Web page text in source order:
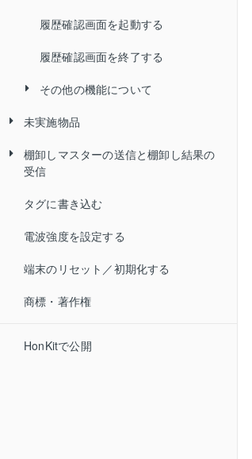
端末の初期設定をする
棚卸しを実施する
棚卸し結果を保存する
その他の機能について
物品ログを削除する
利用状況を変更する
ダーに変更する
物品を探索する
IC タグを読取って探索する
管理番号を指定して棚卸しする
履歴確認画面を起動する
履歴確認画面を終了する
その他の機能について
棚卸し履歴を削除する
利用状況を変更する
未実施物品
未実施物品確認画面を起動する
未実施物品の詳細情報を確認する
棚卸しマスターの送信と棚卸し結果の
受信
Convi.BASE とハンディターミナル
タグに書き込む
電波強度を設定する
端末のリセット／初期化する
商標・著作権
HonKitで公開